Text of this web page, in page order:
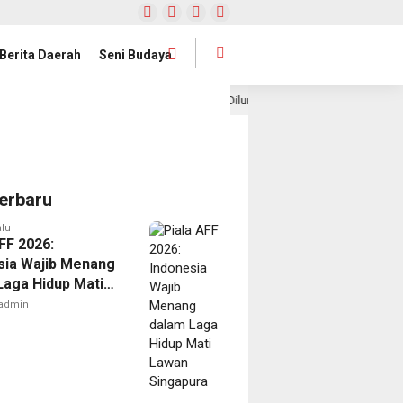
Berita Daerah Seni Budaya
Satelit Lampung-1 Resmi Diluncurkan, Provinsi Lampung Buka Babak
2026:
Wajib Menang
Hidup Mati